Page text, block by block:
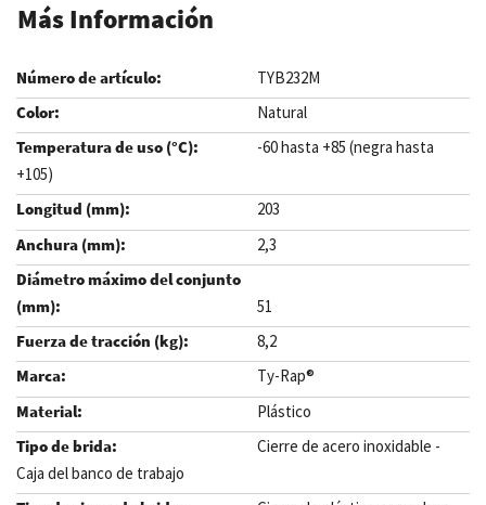
Más Información
TYB232M
Natural
-60 hasta +85 (negra hasta
+105)
203
2,3
51
8,2
Ty-Rap®
Plástico
Cierre de acero inoxidable -
Caja del banco de trabajo